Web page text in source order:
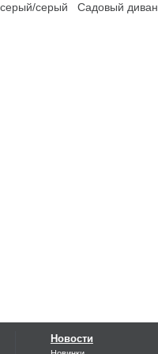
серый Садовый
Новости